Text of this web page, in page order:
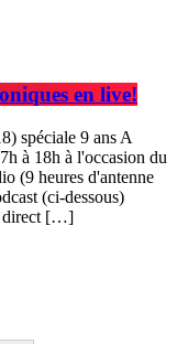
en live!
spéciale 9 ans A
à 18h à l'occasion du
(9 heures d'antenne
(ci-dessous)
direct […]